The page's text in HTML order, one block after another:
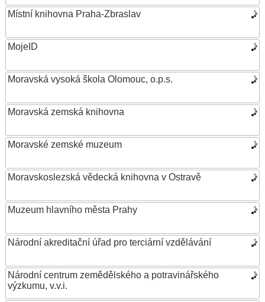
Místní knihovna Praha-Zbraslav
MojeID
Moravská vysoká škola Olomouc, o.p.s.
Moravská zemská knihovna
Moravské zemské muzeum
Moravskoslezská vědecká knihovna v Ostravě
Muzeum hlavního města Prahy
Národní akreditační úřad pro terciární vzdělávání
Národní centrum zemědělského a potravinářského
výzkumu, v.v.i.